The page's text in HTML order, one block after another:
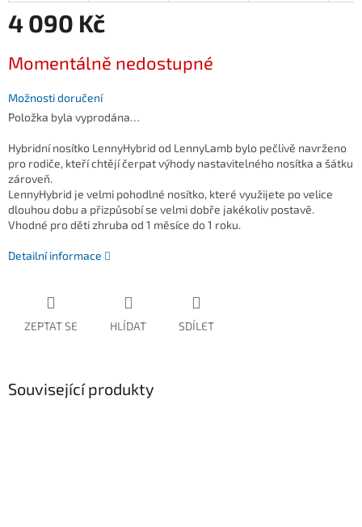
4 090 Kč
cena:
Momentálně nedostupné
Možnosti doručení
Položka byla vyprodána…
Hybridní nosítko LennyHybrid od LennyLamb bylo pečlivě navrženo
pro rodiče, kteří chtějí čerpat výhody nastavitelného nosítka a šátku
zároveň.
LennyHybrid je velmi pohodlné nosítko, které využijete po velice
dlouhou dobu a přizpůsobí se velmi dobře jakékoliv postavě.
Vhodné pro děti zhruba od 1 měsíce do 1 roku.
Detailní informace
ZEPTAT SE HLÍDAT SDÍLET
Související produkty